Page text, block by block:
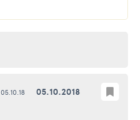
05.10.18 05.10.2018